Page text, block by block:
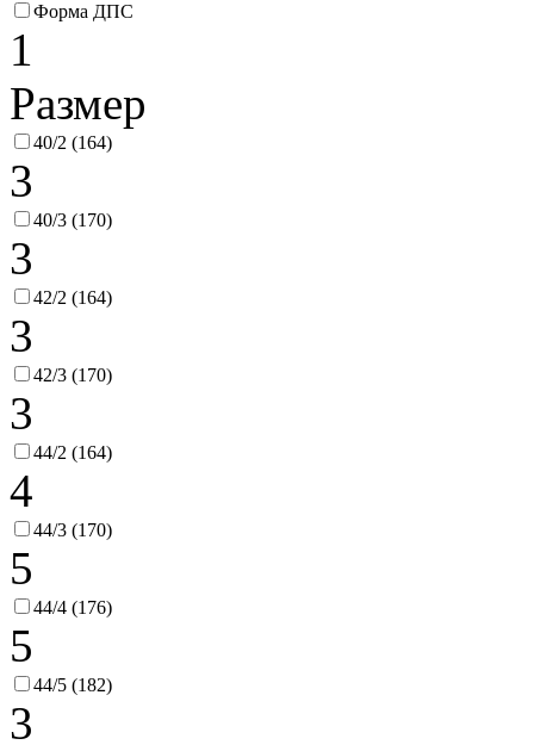
Форма ДПС
1
Размер
40/2 (164)
3
40/3 (170)
3
42/2 (164)
3
42/3 (170)
3
44/2 (164)
4
44/3 (170)
5
44/4 (176)
5
44/5 (182)
3